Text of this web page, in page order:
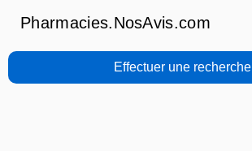
Pharmacies.NosAvis.com
Effectuer une recherche